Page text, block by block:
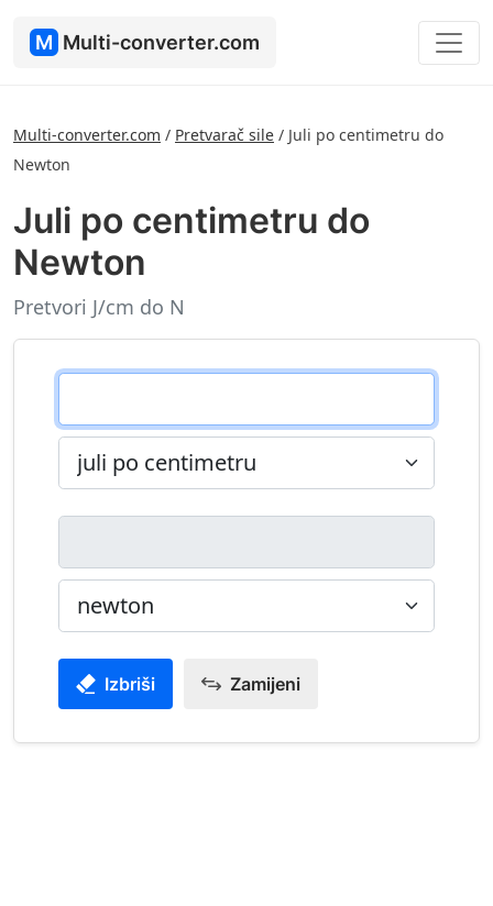
M Multi-converter.com
Multi-converter.com / Pretvarač sile / Juli po centimetru do
Newton
Juli po centimetru do
Newton
Pretvori J/cm do N
Izbriši Zamijeni